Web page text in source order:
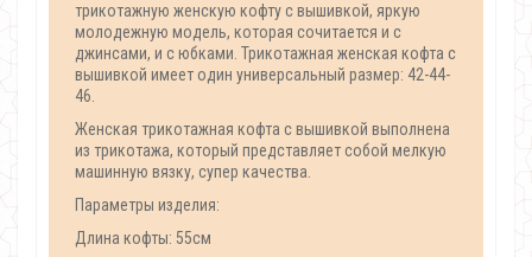
трикотажную женскую кофту с вышивкой, яркую
молодежную модель, которая сочитается и с
джинсами, и с юбками. Трикотажная женская кофта с
вышивкой имеет один универсальный размер: 42-44-
46.
Женская трикотажная кофта с вышивкой выполнена
из трикотажа, который представляет собой мелкую
машинную вязку, супер качества.
Параметры изделия:
Длина кофты: 55см